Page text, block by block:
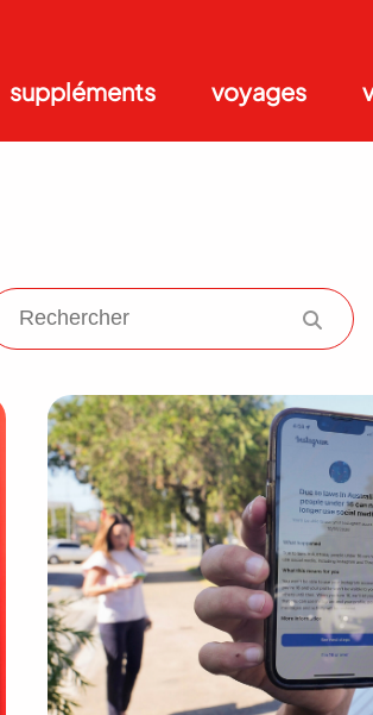
suppléments voyages